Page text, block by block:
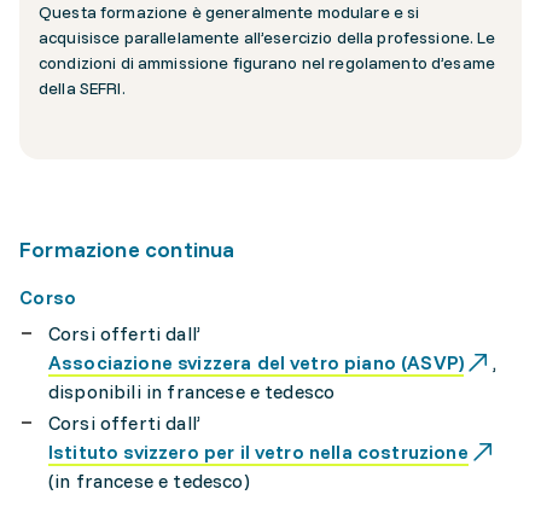
Questa formazione è generalmente modulare e si
acquisisce parallelamente all’esercizio della professione. Le
condizioni di ammissione figurano nel regolamento d’esame
della SEFRI.
Formazione continua
Corso
Corsi offerti dall’
Associazione svizzera del vetro piano (ASVP)
,
disponibili in francese e tedesco
Corsi offerti dall’
Istituto svizzero per il vetro nella costruzione
(in francese e tedesco)